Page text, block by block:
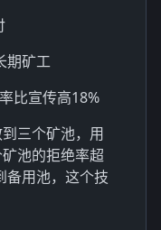
期矿工
比宣传高18%
三个矿池，用
池的拒绝率超
备用池，这个技